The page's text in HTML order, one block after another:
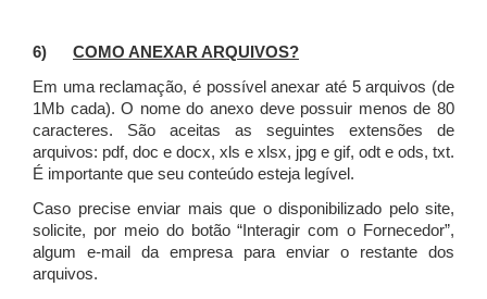
6) COMO ANEXAR ARQUIVOS?
Em uma reclamação, é possível anexar até 5 arquivos (de
1Mb cada). O nome do anexo deve possuir menos de 80
caracteres. São aceitas as seguintes extensões de
arquivos: pdf, doc e docx, xls e xlsx, jpg e gif, odt e ods, txt.
É importante que seu conteúdo esteja legível.
Caso precise enviar mais que o disponibilizado pelo site,
solicite, por meio do botão “Interagir com o Fornecedor”,
algum e-mail da empresa para enviar o restante dos
arquivos.